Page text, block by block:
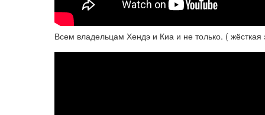
Всем владельцам Хендэ и Киа и не только. ( жёсткая